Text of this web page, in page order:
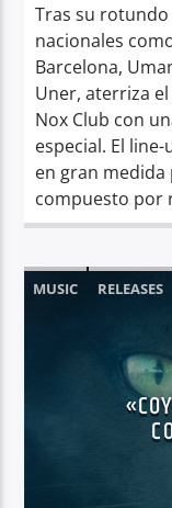
Tras su
nacionales
Barcelona,
Uner, aterriza
Nox Club con
especial. El
en gran medida
compuesto por
MUSIC RELEASES